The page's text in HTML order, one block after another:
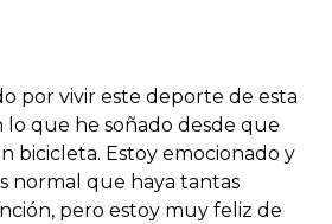
por vivir este deporte de esta
lo que he soñado desde que
bicicleta. Estoy emocionado y
normal que haya tantas
pero estoy muy feliz de